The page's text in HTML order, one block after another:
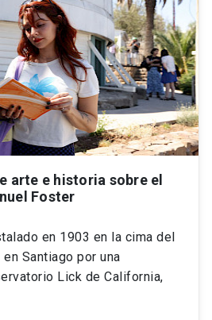
arte e historia sobre el
Foster
en 1903 en la cima del
Santiago por una
Lick de California,